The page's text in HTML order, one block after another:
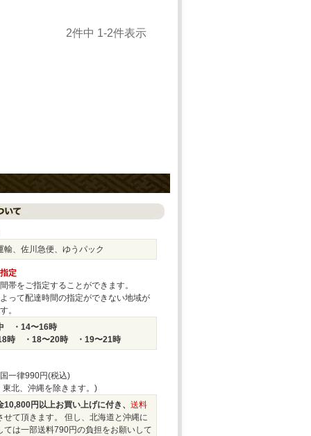
2件中 1-2件表示
輸、佐川急便、ゆうパック
定
帯をご指定することができます。
って配達時間の指定ができない地域が
。
・14〜16時
18時 ・18〜20時 ・19〜21時
一律990円(税込)
東北、沖縄を除きます。)
10,800円以上お買い上げに付き、 送料
せて頂きます。 但し、北海道と沖縄に
ては一部送料790円の負担をお願いして